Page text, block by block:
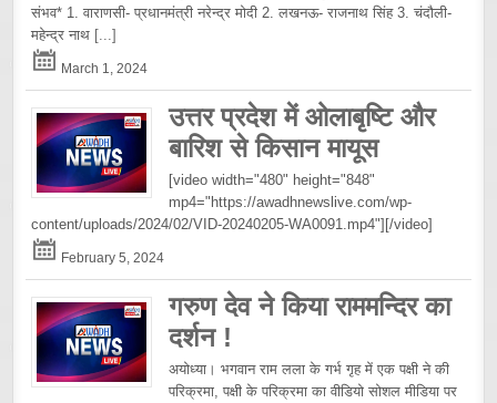
संभव* 1. वाराणसी- प्रधानमंत्री नरेन्द्र मोदी 2. लखनऊ- राजनाथ सिंह 3. चंदौली-
महेन्द्र नाथ [...]
March 1, 2024
उत्तर प्रदेश में ओलाबृष्टि और
बारिश से किसान मायूस
[video width="480" height="848"
mp4="https://awadhnewslive.com/wp-
content/uploads/2024/02/VID-20240205-WA0091.mp4"][/video]
February 5, 2024
गरुण देव ने किया राममन्दिर का
दर्शन !
अयोध्या। भगवान राम लला के गर्भ गृह में एक पक्षी ने की
परिक्रमा, पक्षी के परिक्रमा का वीडियो सोशल मीडिया पर